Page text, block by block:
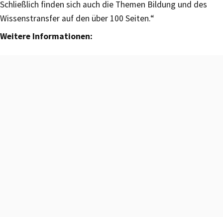
Schließlich finden sich auch die Themen Bildung und des
Wissenstransfer auf den über 100 Seiten.“
Weitere Informationen: